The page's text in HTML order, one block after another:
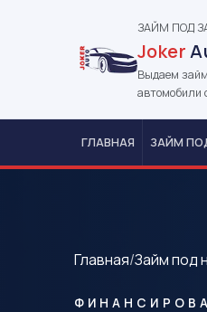
ЗАЙМ ПОД
Joker
Выдаем
автомобили
ГЛАВНАЯ ЗАЙМ
Главная/Займ под